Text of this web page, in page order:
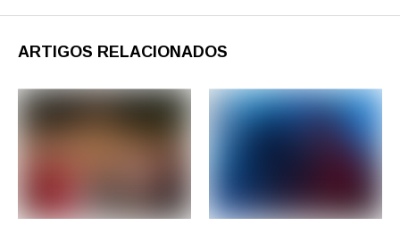
ARTIGOS RELACIONADOS